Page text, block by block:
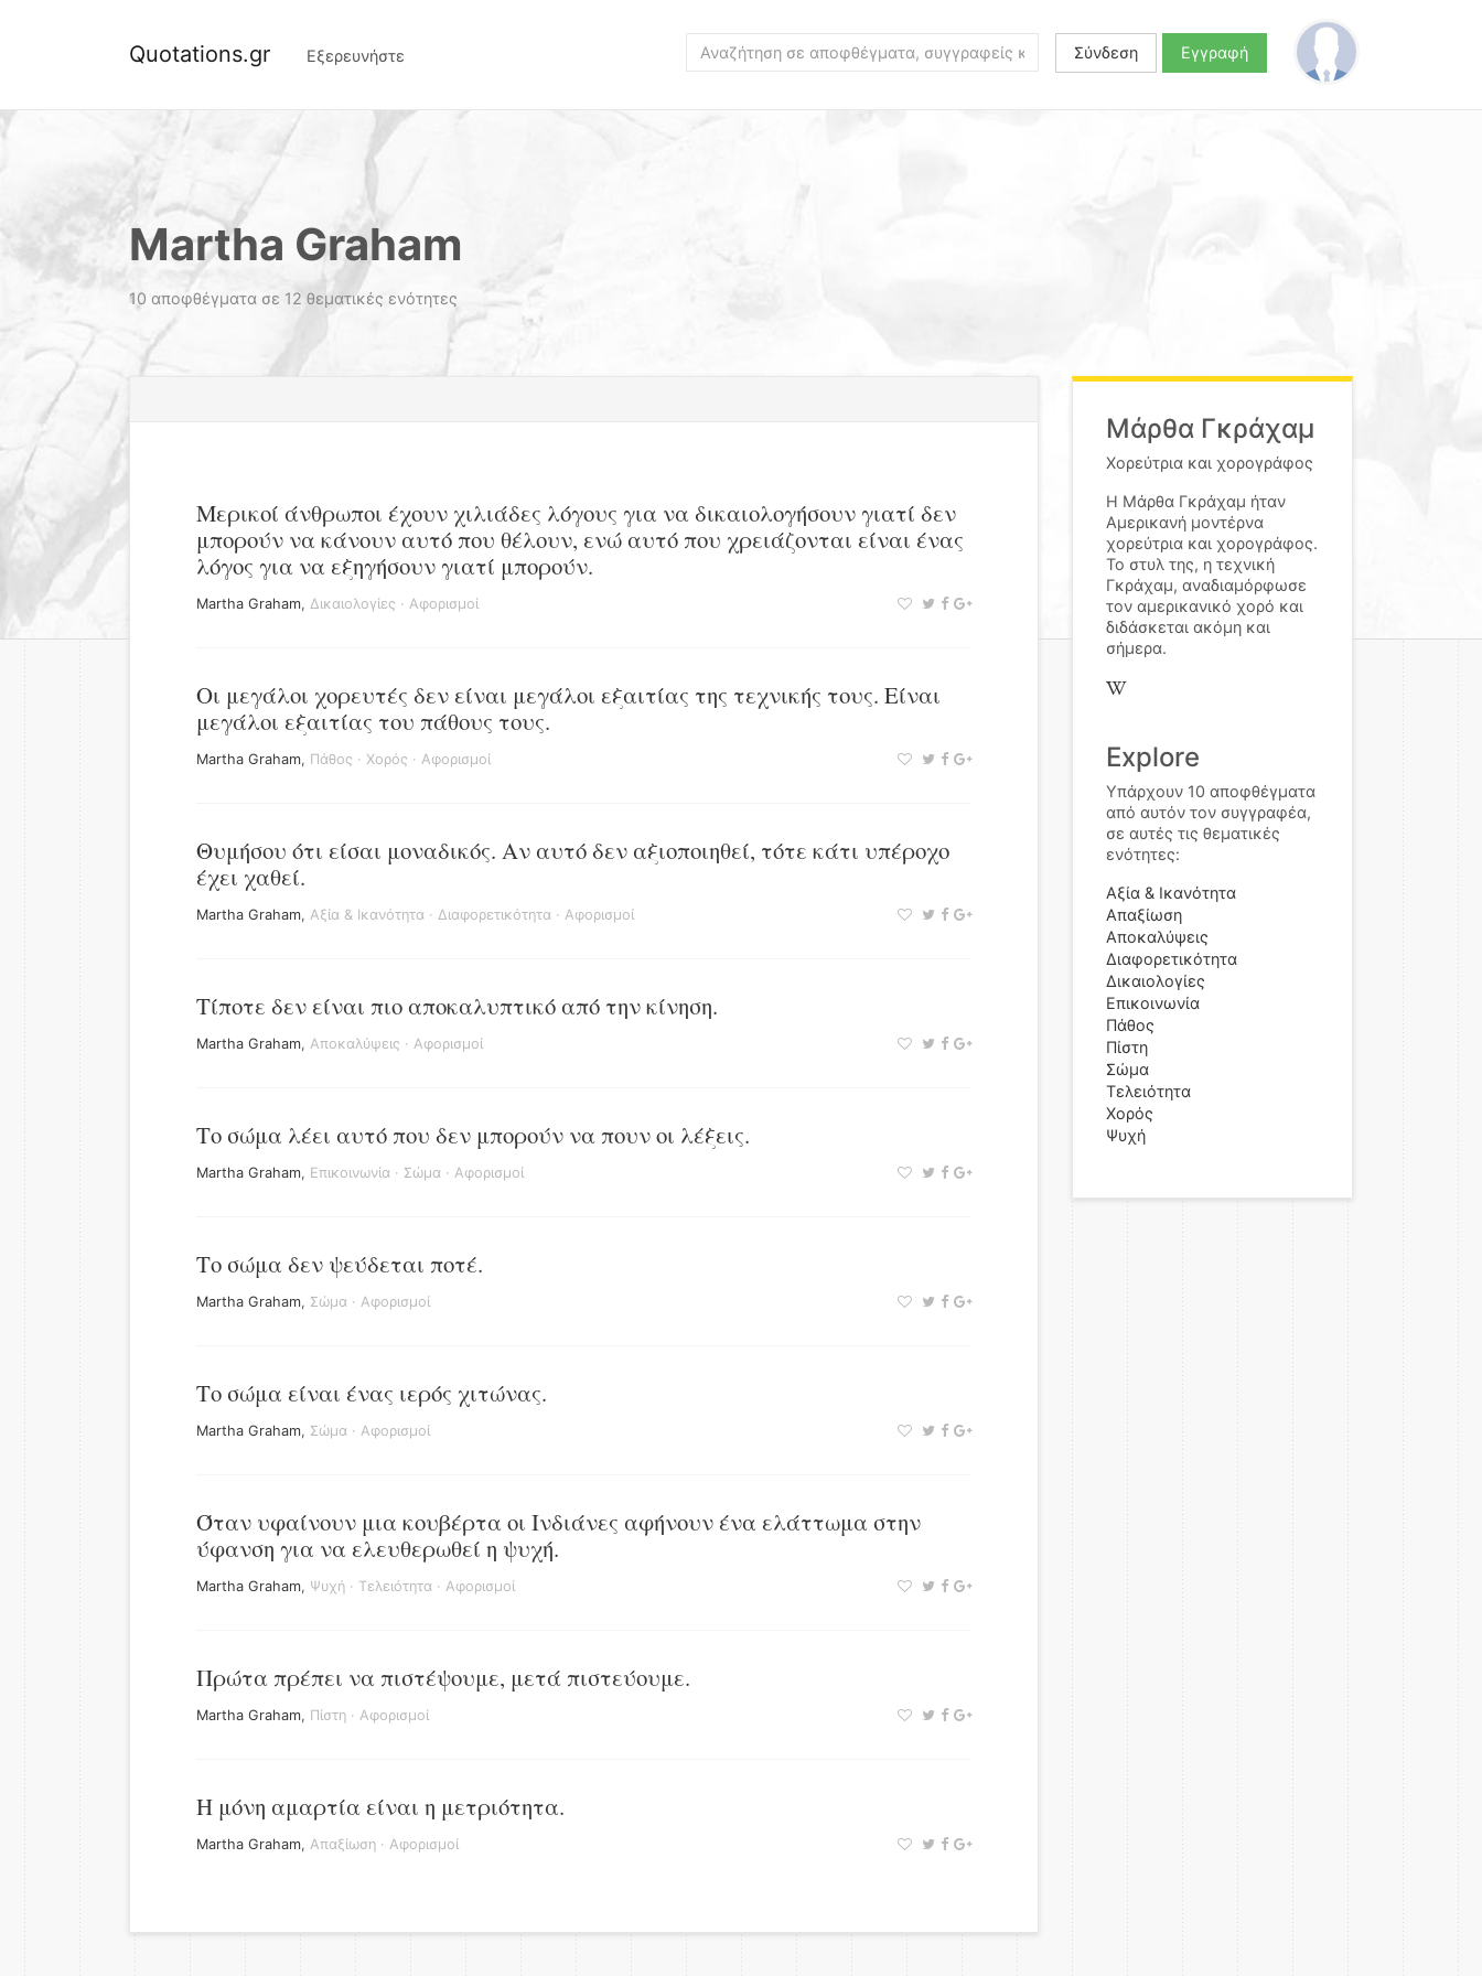
Quotations.gr Εξερευνήστε Σύνδεση Εγγραφή
Martha Graham
10 αποφθέγματα σε 12 θεματικές ενότητες
Μερικοί άνθρωποι έχουν χιλιάδες λόγους για να δικαιολογήσουν γιατί δεν
μπορούν να κάνουν αυτό που θέλουν, ενώ αυτό που χρειάζονται είναι ένας
λόγος για να εξηγήσουν γιατί μπορούν.
Martha Graham, Δικαιολογίες · Αφορισμοί
Οι μεγάλοι χορευτές δεν είναι μεγάλοι εξαιτίας της τεχνικής τους. Είναι
μεγάλοι εξαιτίας του πάθους τους.
Martha Graham, Πάθος · Χορός · Αφορισμοί
Θυμήσου ότι είσαι μοναδικός. Αν αυτό δεν αξιοποιηθεί, τότε κάτι υπέροχο
έχει χαθεί.
Martha Graham, Αξία & Ικανότητα · Διαφορετικότητα · Αφορισμοί
Τίποτε δεν είναι πιο αποκαλυπτικό από την κίνηση.
Martha Graham, Αποκαλύψεις · Αφορισμοί
Το σώμα λέει αυτό που δεν μπορούν να πουν οι λέξεις.
Martha Graham, Επικοινωνία · Σώμα · Αφορισμοί
Το σώμα δεν ψεύδεται ποτέ.
Martha Graham, Σώμα · Αφορισμοί
Το σώμα είναι ένας ιερός χιτώνας.
Martha Graham, Σώμα · Αφορισμοί
Όταν υφαίνουν μια κουβέρτα οι Ινδιάνες αφήνουν ένα ελάττωμα στην
ύφανση για να ελευθερωθεί η ψυχή.
Martha Graham, Ψυχή · Τελειότητα · Αφορισμοί
Πρώτα πρέπει να πιστέψουμε, μετά πιστεύουμε.
Martha Graham, Πίστη · Αφορισμοί
Η μόνη αμαρτία είναι η μετριότητα.
Martha Graham, Απαξίωση · Αφορισμοί
Μάρθα Γκράχαμ
Χορεύτρια και χορογράφος
Η Μάρθα Γκράχαμ ήταν
Αμερικανή μοντέρνα
χορεύτρια και χορογράφος.
Το στυλ της, η τεχνική
Γκράχαμ, αναδιαμόρφωσε
τον αμερικανικό χορό και
διδάσκεται ακόμη και
σήμερα.
Explore
Υπάρχουν 10 αποφθέγματα
από αυτόν τον συγγραφέα,
σε αυτές τις θεματικές
ενότητες:
Αξία & Ικανότητα
Απαξίωση
Αποκαλύψεις
Διαφορετικότητα
Δικαιολογίες
Επικοινωνία
Πάθος
Πίστη
Σώμα
Τελειότητα
Χορός
Ψυχή